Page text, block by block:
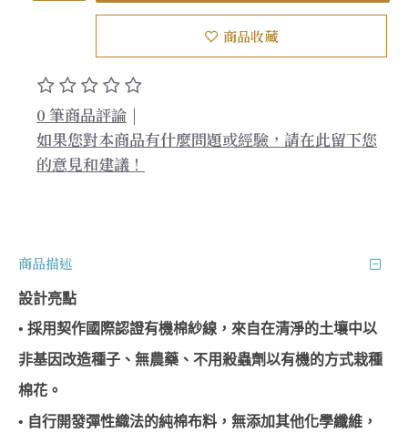
0 筆商品評論 |
如果您對本商品有什麼問題或經驗，請在此留下您
的意見和建議！
商品收藏
商品描述
設計亮點
• 採用契作國際認證有機棉紗線，來自在清淨的土壤中以
非基因改造種子、無農藥、不用殺蟲劑以有機的方式栽種
棉花。
• 自行開發彈性織法的純棉布料，無添加其他化學纖維，